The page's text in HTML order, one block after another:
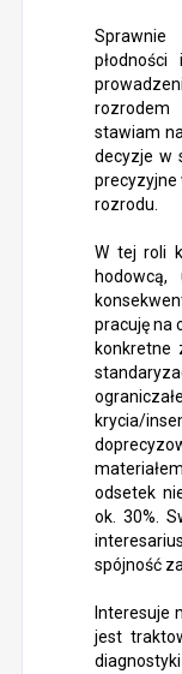
rozrodem
stawiam
decyzje w
precyzyjne
rozrodu.
W tej roli
hodowcą,
pracuję na
konkretne
krycia/
odsetek
ok. 30%.
spójność
Interesuje
jest